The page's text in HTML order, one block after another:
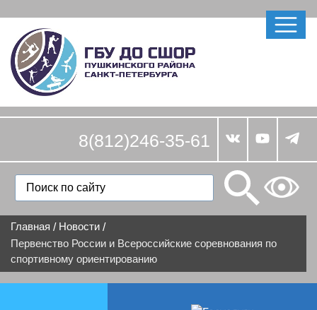
8(812)246-35-61
Главная / Новости /
Первенство России и Всероссийские соревнования по
спортивному ориентированию